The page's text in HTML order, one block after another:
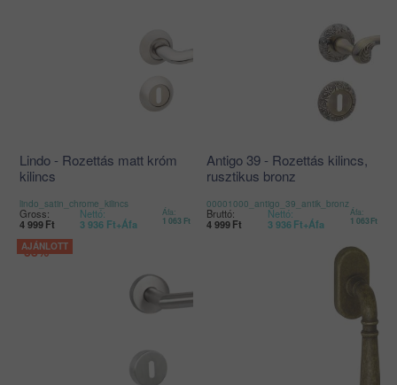
Lindo - Rozettás matt króm
kilincs
lindo_satin_chrome_kilincs
Gross:
4 999 Ft
Nettó:
3 936 Ft+Áfa
Áfa:
1 063 Ft
Antigo 39 - Rozettás kilincs,
rusztikus bronz
00001000_antigo_39_antik_bronz
Bruttó:
4 999 Ft
Nettó:
3 936 Ft+Áfa
Áfa:
1 063Ft
-38%